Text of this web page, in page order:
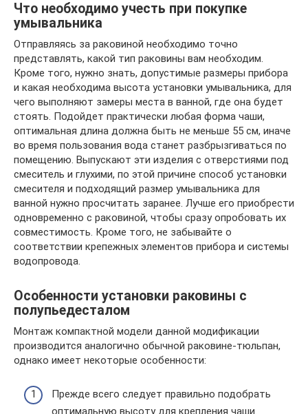
Что необходимо учесть при покупке
умывальника
Отправляясь за раковиной необходимо точно
представлять, какой тип раковины вам необходим.
Кроме того, нужно знать, допустимые размеры прибора
и какая необходима высота установки умывальника, для
чего выполняют замеры места в ванной, где она будет
стоять. Подойдет практически любая форма чаши,
оптимальная длина должна быть не меньше 55 см, иначе
во время пользования вода станет разбрызгиваться по
помещению. Выпускают эти изделия с отверстиями под
смеситель и глухими, по этой причине способ установки
смесителя и подходящий размер умывальника для
ванной нужно просчитать заранее. Лучше его приобрести
одновременно с раковиной, чтобы сразу опробовать их
совместимость. Кроме того, не забывайте о
соответствии крепежных элементов прибора и системы
водопровода.
Особенности установки раковины с
полупьедесталом
Монтаж компактной модели данной модификации
производится аналогично обычной раковине-тюльпан,
однако имеет некоторые особенности:
Прежде всего следует правильно подобрать
оптимальную высоту для крепления чаши.